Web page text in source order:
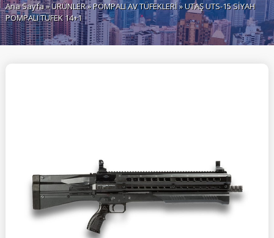
Ana Sayfa»ÜRÜNLER»POMPALI AV TÜFEKLERİ» UTAŞ UTS-15 SİYAH
POMPALI TÜFEK 14+1